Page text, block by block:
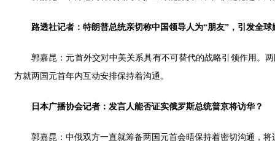
路透社记者：特朗普总统亲切称中国领导人为“朋友”，引发全
郭嘉昆：元首外交对中美关系具有不可替代的战略引领作用。
方就两国元首年内互动安排保持着沟通。
日本广播协会记者：发言人能否证实俄罗斯总统普京将访华？
郭嘉昆：中俄双方一直就筹备两国元首会晤保持着密切沟通，将